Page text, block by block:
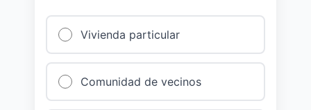
Vivienda particular
Comunidad de vecinos